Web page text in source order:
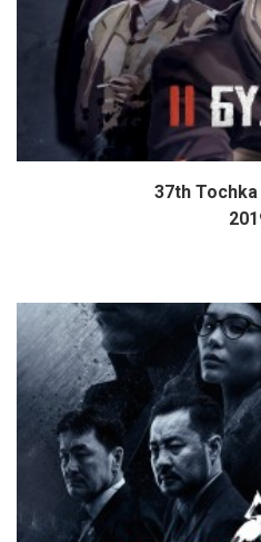
Дэлгэрэнгүй
37th